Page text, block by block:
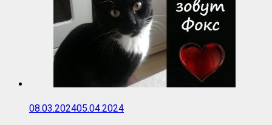
08.03.202405.04.2024